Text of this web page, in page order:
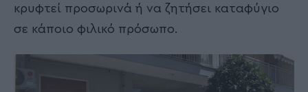
κρυφτεί προσωρινά ή να ζητήσει καταφύγιο
σε κάποιο φιλικό πρόσωπο.